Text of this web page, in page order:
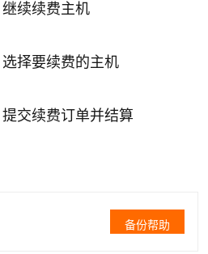
继续续费主机
选择要续费的主机
提交续费订单并结算
备份帮助